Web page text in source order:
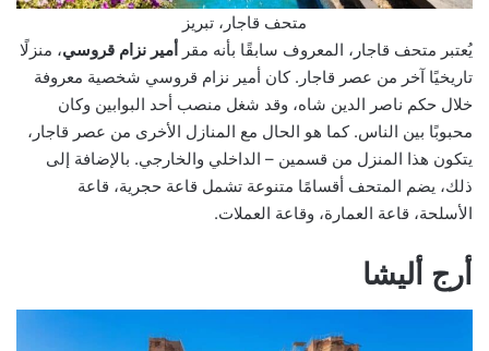
متحف قاجار، تبريز
يُعتبر متحف قاجار، المعروف سابقًا بأنه مقر أمير نزام قروسي، منزلًا
تاريخيًا آخر من عصر قاجار. كان أمير نزام قروسي شخصية معروفة
خلال حكم ناصر الدين شاه، وقد شغل منصب أحد البوابين وكان
محبوبًا بين الناس. كما هو الحال مع المنازل الأخرى من عصر قاجار،
يتكون هذا المنزل من قسمين – الداخلي والخارجي. بالإضافة إلى
ذلك، يضم المتحف أقسامًا متنوعة تشمل قاعة حجرية، قاعة
الأسلحة، قاعة العمارة، وقاعة العملات.
أرج أليشا